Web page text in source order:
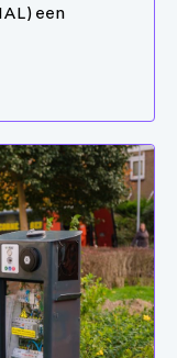
een